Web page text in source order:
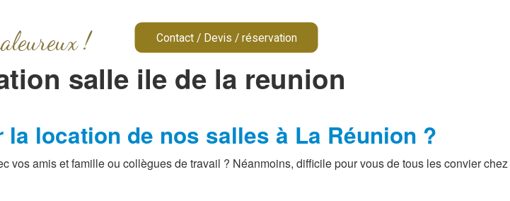
Contact / Devis / réservation
!
salle ile de la reunion
location de nos salles à La Réunion ?
amis et famille ou collègues de travail ? Néanmoins, difficile pour vous de tous les convier chez